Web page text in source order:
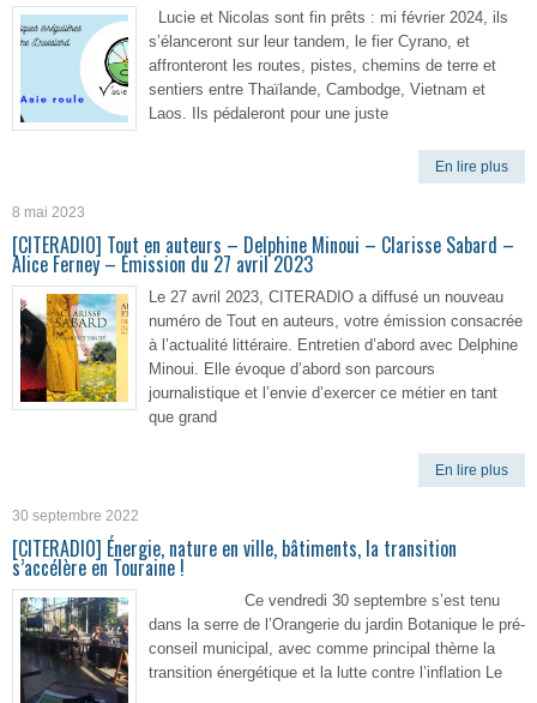
Lucie et Nicolas sont fin prêts : mi février 2024, ils
s’élanceront sur leur tandem, le fier Cyrano, et
affronteront les routes, pistes, chemins de terre et
sentiers entre Thaïlande, Cambodge, Vietnam et
Laos. Ils pédaleront pour une juste
En lire plus
8 mai 2023
[CITERADIO] Tout en auteurs – Delphine Minoui – Clarisse Sabard –
Alice Ferney – Émission du 27 avril 2023
Le 27 avril 2023, CITERADIO a diffusé un nouveau
numéro de Tout en auteurs, votre émission consacrée
à l’actualité littéraire. Entretien d’abord avec Delphine
Minoui. Elle évoque d’abord son parcours
journalistique et l’envie d’exercer ce métier en tant
que grand
En lire plus
30 septembre 2022
[CITERADIO] Énergie, nature en ville, bâtiments, la transition
s’accélère en Touraine !
Ce vendredi 30 septembre s’est tenu
dans la serre de l’Orangerie du jardin Botanique le pré-
conseil municipal, avec comme principal thème la
transition énergétique et la lutte contre l’inflation Le